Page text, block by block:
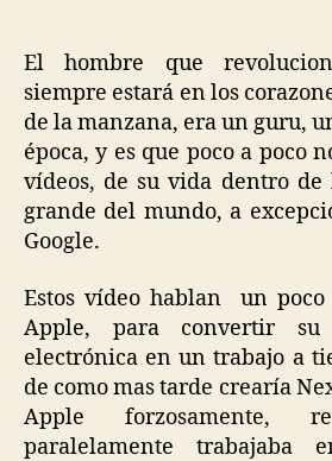
El hombre que
siempre estará en los
de la manzana, era un guru,
época, y es que poco a poco
vídeos, de su vida dentro de
grande del mundo, a
Google.
Estos vídeo hablan un
Apple, para convertir
electrónica en un trabajo a
de como mas tarde crearía
Apple forzosamente,
paralelamente